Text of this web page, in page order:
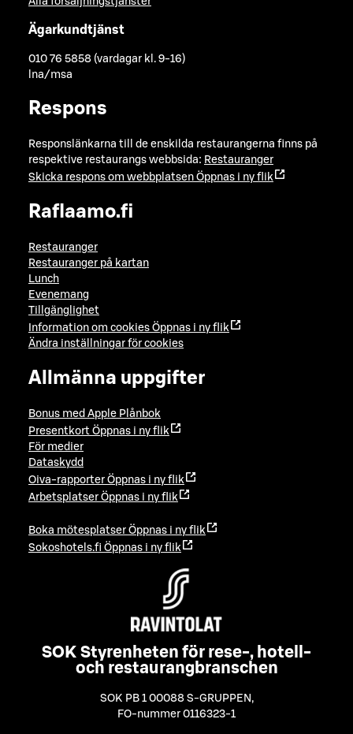
Ägarkundtjänst
010 76 5858 (vardagar kl. 9-16)
lna/msa
Respons
Responslänkarna till de enskilda restaurangerna finns på
respektive restaurangs webbsida: Restauranger
Skicka respons om webbplatsen Öppnas i ny flik
Raflaamo.fi
Restauranger
Restauranger på kartan
Lunch
Evenemang
Tillgänglighet
Information om cookies Öppnas i ny flik
Ändra inställningar för cookies
Allmänna uppgifter
Bonus med Apple Plånbok
Presentkort Öppnas i ny flik
För medier
Dataskydd
Oiva-rapporter Öppnas i ny flik
Arbetsplatser Öppnas i ny flik
Boka mötesplatser Öppnas i ny flik
Sokoshotels.fi Öppnas i ny flik
SOK Styrenheten för rese-, hotell-
och restaurangbranschen
SOK PB 1 00088 S-GRUPPEN ,
FO-nummer 0116323-1